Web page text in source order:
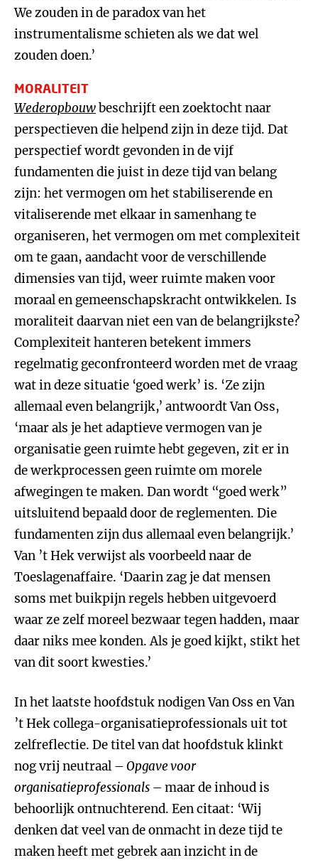
We zouden in de paradox van het
instrumentalisme schieten als we dat wel
zouden doen.’
MORALITEIT
Wederopbouwbeschrijft een zoektocht naar
perspectieven die helpend zijn in deze tijd. Dat
perspectief wordt gevonden in de vijf
fundamenten die juist in deze tijd van belang
zijn: het vermogen om het stabiliserende en
vitaliserende met elkaar in samenhang te
organiseren, het vermogen om met complexiteit
om te gaan, aandacht voor de verschillende
dimensies van tijd, weer ruimte maken voor
moraal en gemeenschapskracht ontwikkelen. Is
moraliteit daarvan niet een van de belangrijkste?
Complexiteit hanteren betekent immers
regelmatig geconfronteerd worden met de vraag
wat in deze situatie ‘goed werk’ is. ‘Ze zijn
allemaal even belangrijk,’ antwoordt Van Oss,
‘maar als je het adaptieve vermogen van je
organisatie geen ruimte hebt gegeven, zit er in
de werkprocessen geen ruimte om morele
afwegingen te maken. Dan wordt “goed werk”
uitsluitend bepaald door de reglementen. Die
fundamenten zijn dus allemaal even belangrijk.’
Van ’t Hek verwijst als voorbeeld naar de
Toeslagenaffaire. ‘Daarin zag je dat mensen
soms met buikpijn regels hebben uitgevoerd
waar ze zelf moreel bezwaar tegen hadden, maar
daar niks mee konden. Als je goed kijkt, stikt het
van dit soort kwesties.’
In het laatste hoofdstuk nodigen Van Oss en Van
’t Hek collega-organisatieprofessionals uit tot
zelfreflectie. De titel van dat hoofdstuk klinkt
nog vrij neutraal – Opgave voor
organisatieprofessionals – maar de inhoud is
behoorlijk ontnuchterend. Een citaat: ‘Wij
denken dat veel van de onmacht in deze tijd te
maken heeft met gebrek aan inzicht in de